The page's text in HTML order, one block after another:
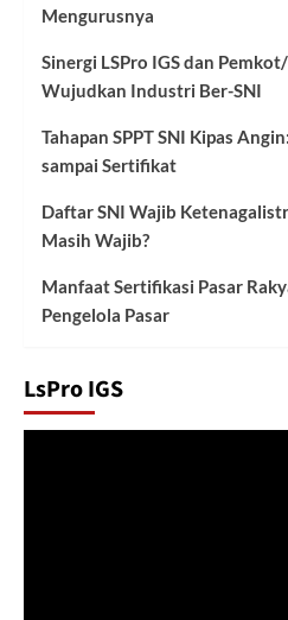
Mengurusnya
Sinergi LSPro IGS dan
Wujudkan Industri Ber-SNI
Tahapan SPPT SNI Kipas
sampai Sertifikat
Daftar SNI Wajib
Masih Wajib?
Manfaat Sertifikasi Pasar
Pengelola Pasar
LsPro IGS